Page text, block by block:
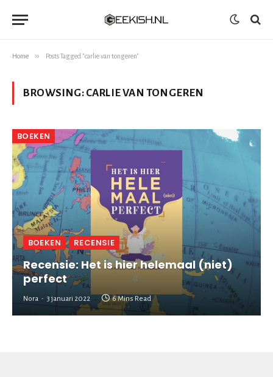
Home » Posts Tagged "carlie van tongeren"
BROWSING: CARLIE VAN TONGEREN
BOEKEN
BOEKEN RECENSIE
Recensie: Het is hier helemaal (niet)
perfect
Nora 3 januari 2022 6 Mins Read